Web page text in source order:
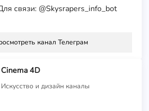
связи: @Skysrapers_info_bot
канал Телеграм
Cinema 4D
Искусство и дизайн каналы